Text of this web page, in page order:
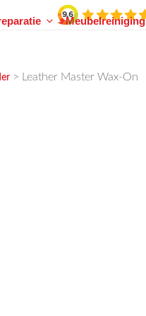
Meubelreiniging
> Leather Master Wax-On